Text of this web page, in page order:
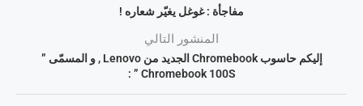
مفاجأة : غوغل يغيّر شعاره !
المنشور التالي
إليكم حاسوب Chromebook الجديد من Lenovo , و المسمّى ”
Chromebook 100S ” :